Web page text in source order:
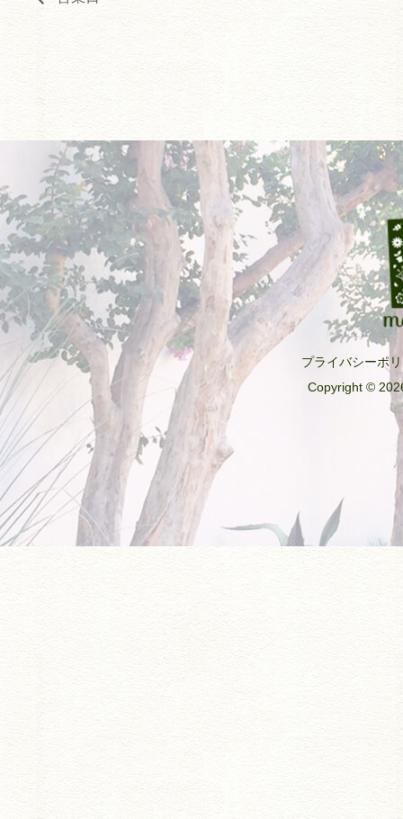
プライバシーポ
Copyright ©